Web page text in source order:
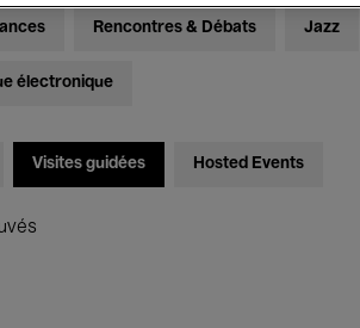
Rencontres & Débats Jazz
électronique
Visites guidées Hosted Events